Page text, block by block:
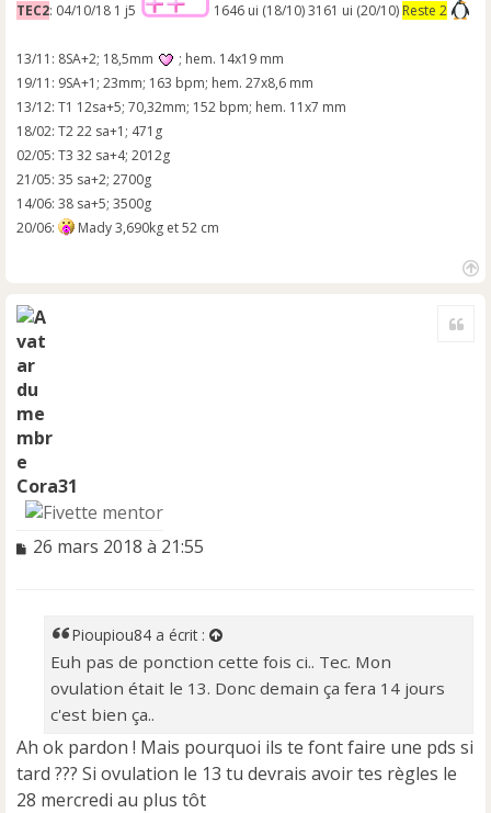
TEC2: 04/10/18 1 j5 1646 ui (18/10) 3161 ui (20/10) Reste 2
13/11: 8SA+2; 18,5mm
; hem. 14x19 mm
19/11: 9SA+1; 23mm; 163 bpm; hem. 27x8,6 mm
13/12: T1 12sa+5; 70,32mm; 152 bpm; hem. 11x7 mm
18/02: T2 22 sa+1; 471g
02/05: T3 32 sa+4; 2012g
21/05: 35 sa+2; 2700g
14/06: 38 sa+5; 3500g
20/06:
Mady 3,690kg et 52 cm
Cora31
M
l
u
26 mars 2018 à 21:55
Pioupiou84 a écrit :
Euh pas de ponction cette fois ci.. Tec. Mon
ovulation était le 13. Donc demain ça fera 14 jours
c'est bien ça..
Ah ok pardon ! Mais pourquoi ils te font faire une pds si
tard ??? Si ovulation le 13 tu devrais avoir tes règles le
28 mercredi au plus tôt